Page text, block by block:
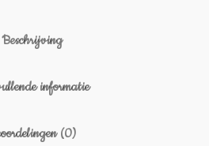
Beschrijving
informatie
(0)